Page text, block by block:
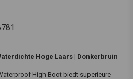
Hoge Laars | Donkerbruin
High Boot biedt superieure